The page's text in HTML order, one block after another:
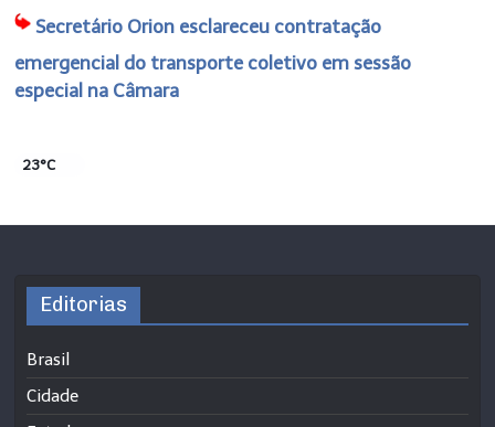
Secretário Orion esclareceu contratação
emergencial do transporte coletivo em sessão
especial na Câmara
23°C
Editorias
Brasil
Cidade